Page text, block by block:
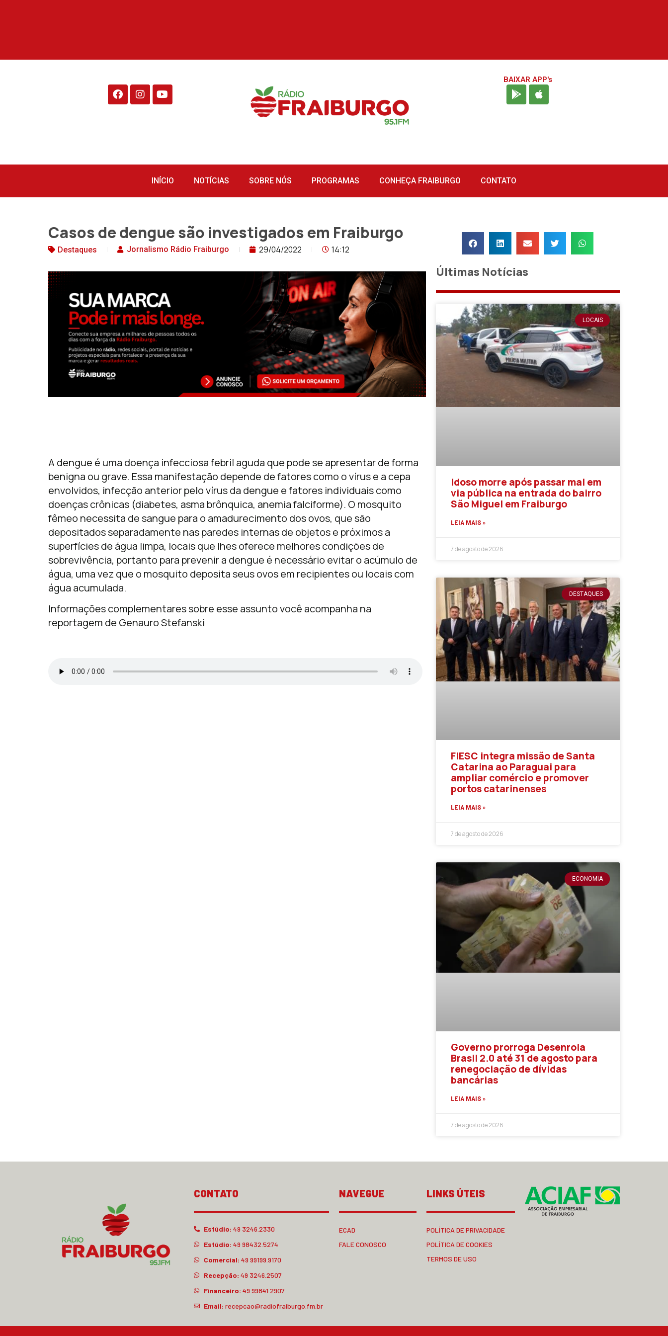
BAIXAR APP's
INÍCIO NOTÍCIAS SOBRE NÓS PROGRAMAS CONHEÇA FRAIBURGO CONTATO
Casos de dengue são investigados em Fraiburgo
Destaques Jornalismo Rádio Fraiburgo 29/04/2022 14:12
A dengue é uma doença infecciosa febril aguda que pode se apresentar de forma
benigna ou grave. Essa manifestação depende de fatores como o vírus e a cepa
envolvidos, infecção anterior pelo vírus da dengue e fatores individuais como
doenças crônicas (diabetes, asma brônquica, anemia falciforme). O mosquito
fêmeo necessita de sangue para o amadurecimento dos ovos, que são
depositados separadamente nas paredes internas de objetos e próximos a
superfícies de água limpa, locais que lhes oferece melhores condições de
sobrevivência, portanto para prevenir a dengue é necessário evitar o acúmulo de
água, uma vez que o mosquito deposita seus ovos em recipientes ou locais com
água acumulada.
Informações complementares sobre esse assunto você acompanha na
reportagem de Genauro Stefanski
Últimas Notícias
LOCAIS
Idoso morre após passar mal em
via pública na entrada do bairro
São Miguel em Fraiburgo
LEIA MAIS »
7 de agosto de 2026
DESTAQUES
FIESC integra missão de Santa
Catarina ao Paraguai para
ampliar comércio e promover
portos catarinenses
LEIA MAIS »
7 de agosto de 2026
ECONOMIA
Governo prorroga Desenrola
Brasil 2.0 até 31 de agosto para
renegociação de dívidas
bancárias
LEIA MAIS »
7 de agosto de 2026
CONTATO
Estúdio: 49 3246.2330
Estúdio: 49 98432.5274
Comercial: 49 99199.9170
Recepção: 49 3246.2507
Financeiro: 49 99841.2907
Email: recepcao@radiofraiburgo.fm.br
NAVEGUE
ECAD
FALE CONOSCO
LINKS ÚTEIS
POLÍTICA DE PRIVACIDADE
POLÍTICA DE COOKIES
TERMOS DE USO